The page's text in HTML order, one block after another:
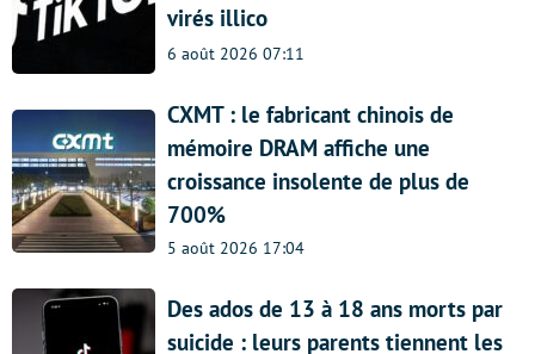
virés illico
6 août 2026 07:11
CXMT : le fabricant chinois de
mémoire DRAM affiche une
croissance insolente de plus de
700%
5 août 2026 17:04
Des ados de 13 à 18 ans morts par
suicide : leurs parents tiennent les